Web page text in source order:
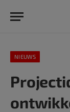
NIEUWS